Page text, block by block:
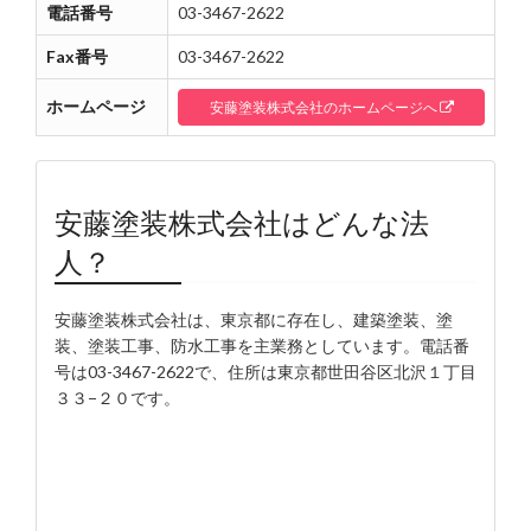
電話番号 03-3467-2622
Fax番号 03-3467-2622
ホームページ 安藤塗装株式会社のホームページへ
安藤塗装株式会社はどんな法
人？
安藤塗装株式会社は、東京都に存在し、建築塗装、塗
装、塗装工事、防水工事を主業務としています。電話番
号は03-3467-2622で、住所は東京都世田谷区北沢１丁目
３３−２０です。